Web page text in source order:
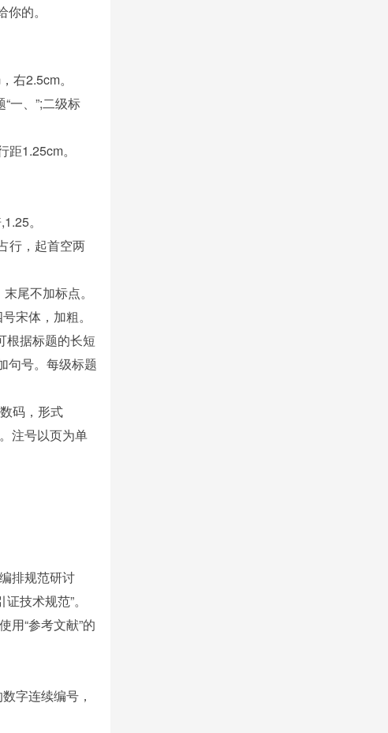
的。
右2.5cm。
一、”;二级标
1.25cm。
。
行，起首空两
尾不加标点。
宋体，加粗。
根据标题的长短
句号。每级标题
码，形式
注号以页为单
排规范研讨
技术规范”。
用“参考文献”的
字连续编号，